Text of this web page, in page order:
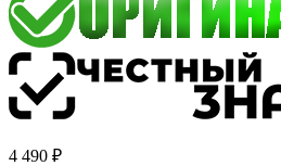
4 490 ₽